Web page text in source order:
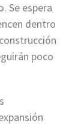
Se espera
dentro
poco